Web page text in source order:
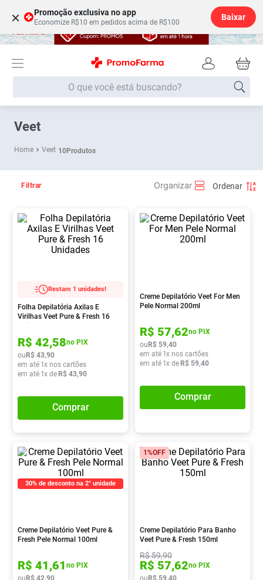
× Promoção exclusiva no app
Economize R$10 em pedidos acima de R$100
Baixar
O que você está buscando?
Veet
Veet 10Produtos
Filtrar
Restam 1 unidades!
Folha Depilatória Axilas E
Virilhas Veet Pure & Fresh 16
Unidades
R$ 42,58no PIX
ouR$ 43,90
em até 1x nos cartões
em até 1x deR$ 43,90
Comprar
Creme Depilatório Veet For Men
Pele Normal 200ml
R$ 57,62no PIX
ouR$ 59,40
em até 1x nos cartões
em até 1x deR$ 59,40
Comprar
30% de desconto na 2° unidade
Creme Depilatório Veet Pure &
Fresh Pele Normal 100ml
R$ 41,61 no PIX
ouR$ 42,90
1%OFF
Creme Depilatório Para Banho
Veet Pure & Fresh 150ml
R$59,90
R$ 57,62no PIX
ouR$ 59,40
Termos mais buscados
1 º Fralda
3º
º Fralda G
6º Shampoo
9º
10º Lavitan